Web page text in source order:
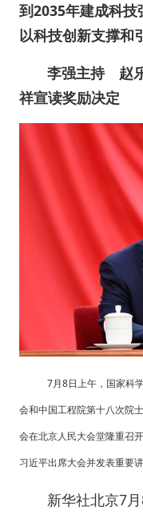
到2035年建成科
以科技创新支撑和
李强主持 赵
祥宣读奖励决定
7月8日上午，国家科
会和中国工程院第十八次院
会在北京人民大会堂隆重召
习近平出席大会并发表重要
新华社北京7